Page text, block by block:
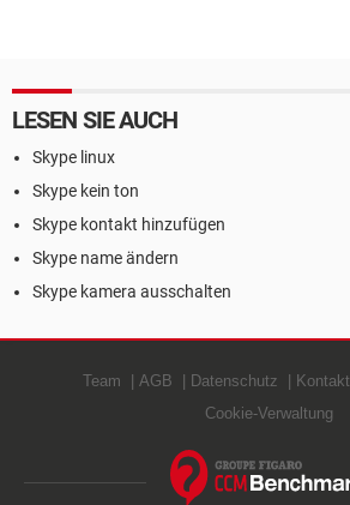
LESEN SIE AUCH
Skype linux
Skype kein ton
Skype kontakt hinzufügen
Skype name ändern
Skype kamera ausschalten
Team AGB Datenschutz Kontakt
Cookie-Verwaltung